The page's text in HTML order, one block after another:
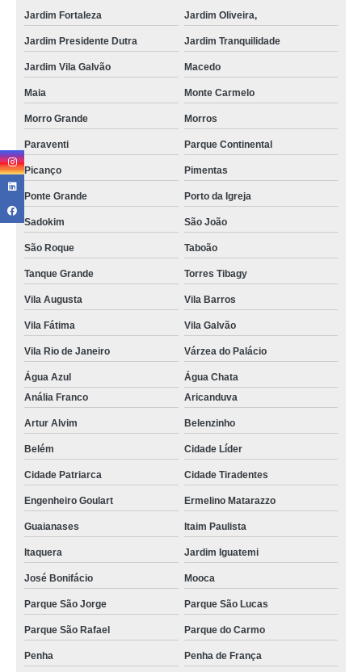
Jardim Fortaleza Jardim Oliveira,
Jardim Presidente Dutra Jardim Tranquilidade
Jardim Vila Galvão Macedo
Maia Monte Carmelo
Morro Grande Morros
Paraventi Parque Continental
Picanço Pimentas
Ponte Grande Porto da Igreja
Sadokim São João
São Roque Taboão
Tanque Grande Torres Tibagy
Vila Augusta Vila Barros
Vila Fátima Vila Galvão
Vila Rio de Janeiro Várzea do Palácio
Água Azul
Água Chata
Anália Franco
Aricanduva
Artur Alvim Belenzinho
Belém Cidade Líder
Cidade Patriarca Cidade Tiradentes
Engenheiro Goulart Ermelino Matarazzo
Guaianases Itaim Paulista
Itaquera Jardim Iguatemi
José Bonifácio Mooca
Parque São Jorge Parque São Lucas
Parque São Rafael Parque do Carmo
Penha Penha de França